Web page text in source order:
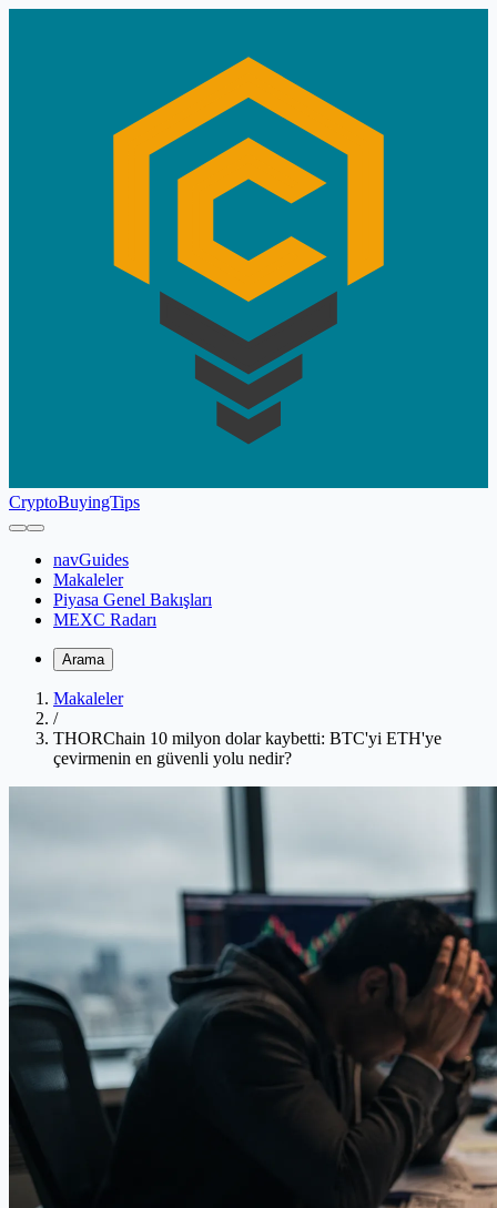
CryptoBuyingTips
navGuides
Makaleler
Piyasa Genel Bakışları
MEXC Radarı
Arama
Makaleler
/
THORChain 10 milyon dolar kaybetti: BTC'yi ETH'ye
çevirmenin en güvenli yolu nedir?